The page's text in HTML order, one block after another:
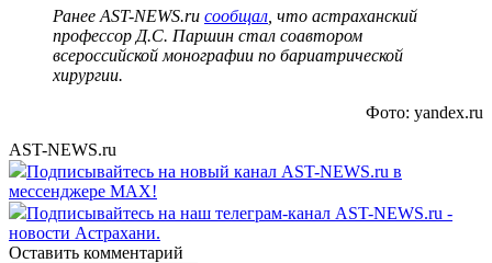
Ранее AST-NEWS.ru сообщал , что астраханский
профессор Д.С. Паршин стал соавтором
всероссийской монографии по бариатрической
хирургии.
Фото: yandex.ru
AST-NEWS.ru
Подписывайтесь на новый канал AST-NEWS.ru в
мессенджере MAX!
Подписывайтесь на наш телеграм-канал AST-NEWS.ru -
новости Астрахани.
Оставить комментарий